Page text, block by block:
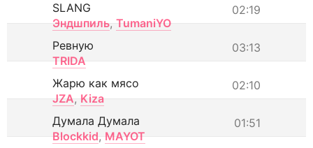
02:19
SLANG
Эндшпиль, TumaniYO
03:13
Ревную
TRIDA
02:10
Жарю как мясо
JZA, Kiza
01:51
Думала Думала
Blockkid, MAYOT